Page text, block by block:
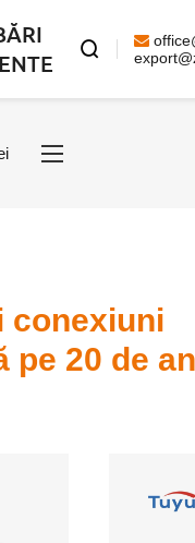

conexiuni
20 de